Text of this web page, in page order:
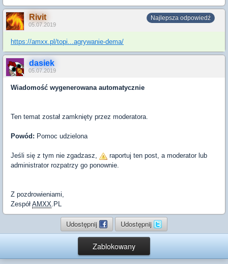
Najlepsza odpowiedź
Rivit
05.07.2019
https://amxx.pl/topi...agrywanie-dema/
dasiek
05.07.2019
Wiadomość wygenerowana automatycznie
Ten temat został zamknięty przez moderatora.
Powód: Pomoc udzielona
Jeśli się z tym nie zgadzasz,
raportuj ten post, a moderator lub
administrator rozpatrzy go ponownie.
Z pozdrowieniami,
Zespół AMXX.PL
Udostępnij Udostępnij
Zablokowany